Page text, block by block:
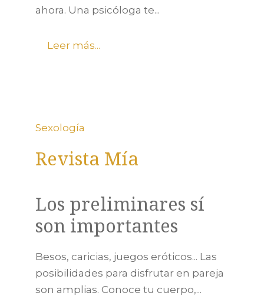
ahora. Una psicóloga te...
Leer más...
Sexología
Revista Mía
Los preliminares sí
son importantes
Besos, caricias, juegos eróticos... Las
posibilidades para disfrutar en pareja
son amplias. Conoce tu cuerpo,...